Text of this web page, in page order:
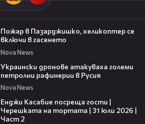
Пожар в Пазарджишко, хеликоптер се
включи в гасенето
Nova News
Украински дронове атакуваха големи
петролни рафинерии в Русия
Nova News
Енджи Касабие посреща гости |
Черешката на тортата | 31 юли 2026 |
Част 2